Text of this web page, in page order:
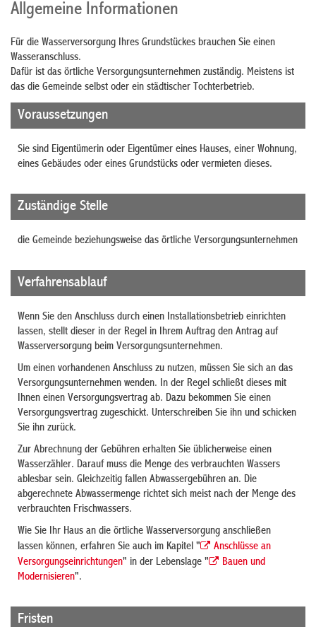
Allgemeine Informationen
Für die Wasserversorgung Ihres Grundstückes brauchen Sie einen
Wasseranschluss.
Dafür ist das örtliche Versorgungsunternehmen zuständig. Meistens ist
das die Gemeinde selbst oder ein städtischer Tochterbetrieb.
Voraussetzungen
Sie sind Eigentümerin oder Eigentümer eines Hauses, einer Wohnung,
eines Gebäudes oder eines Grundstücks oder vermieten dieses.
Zuständige Stelle
die Gemeinde beziehungsweise das örtliche Versorgungsunternehmen
Verfahrensablauf
Wenn Sie den Anschluss durch einen Installationsbetrieb einrichten
lassen, stellt dieser in der Regel in Ihrem Auftrag den Antrag auf
Wasserversorgung beim Versorgungsunternehmen.
Um einen vorhandenen Anschluss zu nutzen, müssen Sie sich an das
Versorgungsunternehmen wenden. In der Regel schließt dieses mit
Ihnen einen Versorgungsvertrag ab. Dazu bekommen Sie einen
Versorgungsvertrag zugeschickt. Unterschreiben Sie ihn und schicken
Sie ihn zurück.
Zur Abrechnung der Gebühren erhalten Sie üblicherweise einen
Wasserzähler. Darauf muss die Menge des verbrauchten Wassers
ablesbar sein. Gleichzeitig fallen Abwassergebühren an. Die
abgerechnete Abwassermenge richtet sich meist nach der Menge des
verbrauchten Frischwassers.
Wie Sie Ihr Haus an die örtliche Wasserversorgung anschließen
lassen können, erfahren Sie auch im Kapitel "
Anschlüsse an
Versorgungseinrichtungen" in der Lebenslage "
Bauen und
Modernisieren".
Fristen